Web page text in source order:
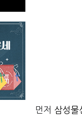
먼저 삼성